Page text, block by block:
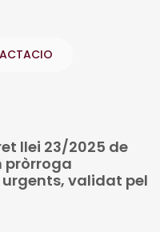
llei 23/2025 de
pròrroga
validat pel